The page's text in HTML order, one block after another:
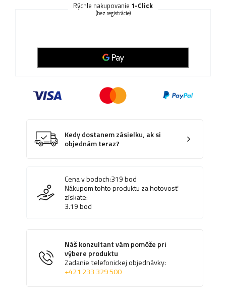
Rýchle nakupovanie 1-Click
(bez registrácie)
Kedy dostanem zásielku, ak si
objednám teraz?
Cena v bodoch:319bod
Nákupom tohto produktu za hotovosť
získate:
3.19bod
Náš konzultant vám pomôže pri
výbere produktu
Zadanie telefonickej objednávky:
+421 233 329 500